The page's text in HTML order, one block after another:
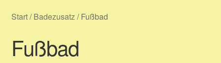
Versandarten
Start/Badezusatz/Fußbad
Fußbad